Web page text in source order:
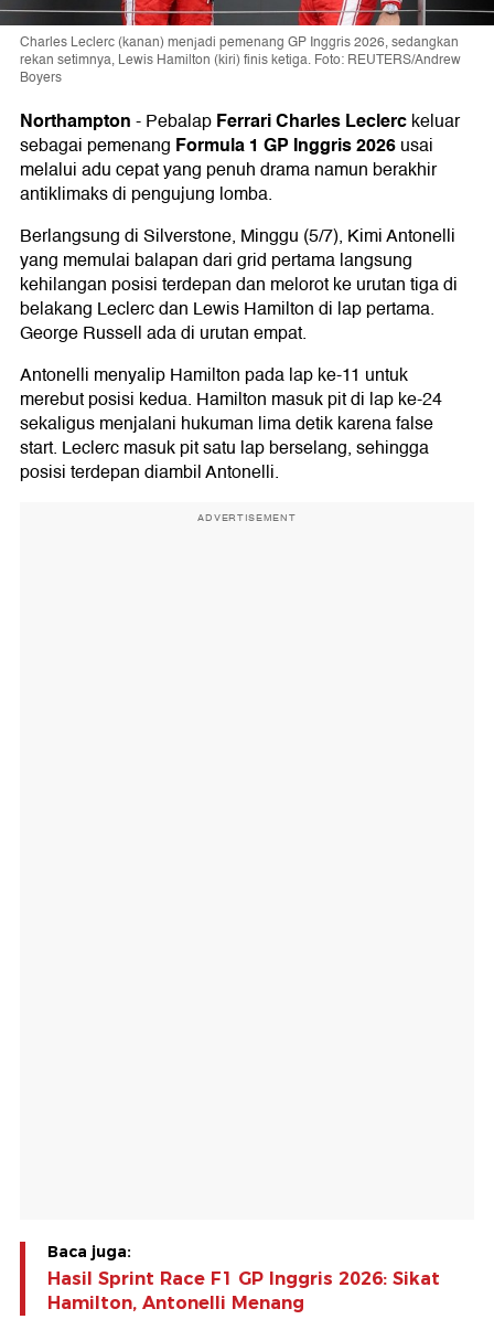
Charles Leclerc (kanan) menjadi pemenang GP Inggris 2026, sedangkan
rekan setimnya, Lewis Hamilton (kiri) finis ketiga. Foto: REUTERS/Andrew
Boyers
Northampton-PebalapFerrari Charles Leclerckeluar
sebagai pemenang Formula 1 GP Inggris 2026usai
melalui adu cepat yang penuh drama namun berakhir
antiklimaks di pengujung lomba.
Berlangsung di Silverstone, Minggu (5/7), Kimi Antonelli
yang memulai balapan dari grid pertama langsung
kehilangan posisi terdepan dan melorot ke urutan tiga di
belakang Leclerc dan Lewis Hamilton di lap pertama.
George Russell ada di urutan empat.
Antonelli menyalip Hamilton pada lap ke-11 untuk
merebut posisi kedua. Hamilton masuk pit di lap ke-24
sekaligus menjalani hukuman lima detik karena false
start. Leclerc masuk pit satu lap berselang, sehingga
posisi terdepan diambil Antonelli.
ADVERTISEMENT
Baca juga:
Hasil Sprint Race F1 GP Inggris 2026: Sikat
Hamilton, Antonelli Menang